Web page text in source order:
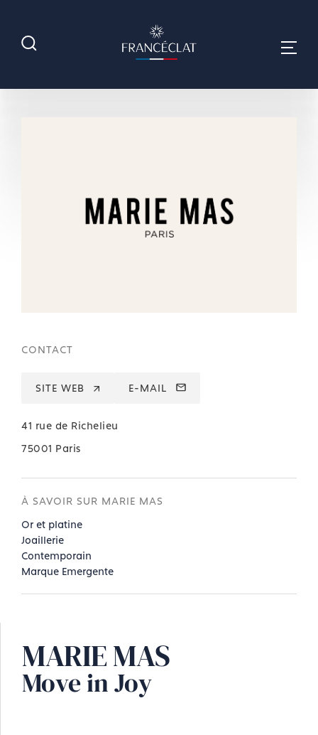
CONTACT
SITE WEB E-MAIL
41 rue de Richelieu
75001 Paris
À SAVOIR SUR MARIE MAS
Or et platine
Joaillerie
Contemporain
Marque Emergente
MARIE MAS
Move in Joy